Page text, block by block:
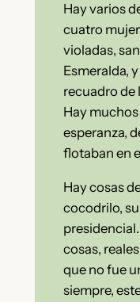
Hay varios
cuatro
violadas,
Esmeralda,
recuadro de
Hay muchos
esperanza,
flotaban en
Hay cosas
cocodrilo,
cosas,
que no fue
siempre,